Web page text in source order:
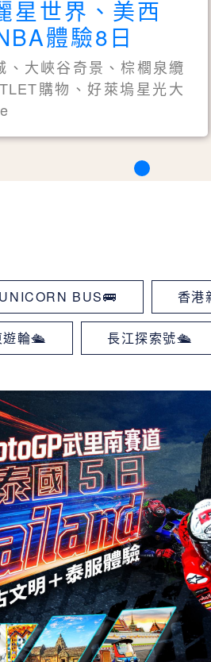
星世界、美西
體驗8日
、大峽谷奇景、棕櫚泉纜
購物、好萊塢星光大
BUS🚌 香港
遊輪🛳 長江探索號🛳